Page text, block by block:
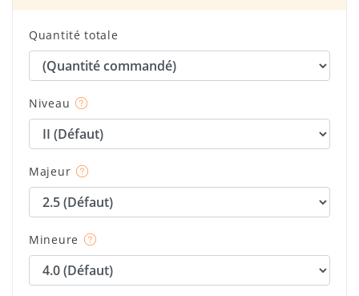
Quantité totale
Niveau
Majeur
Mineure